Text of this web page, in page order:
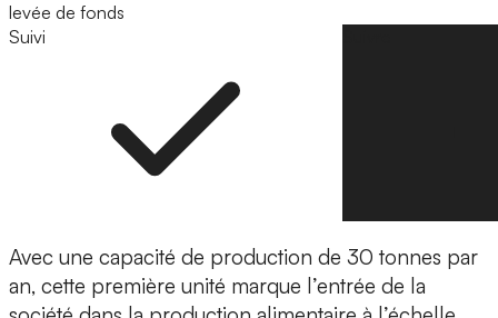
levée de fonds
Suivi
Avec une capacité de production de 30 tonnes par
an, cette première unité marque l’entrée de la